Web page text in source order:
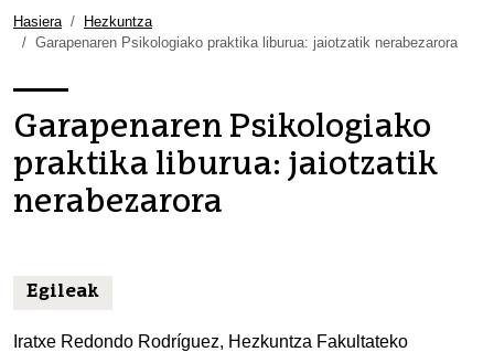
aurreratua…
Hasiera
Hezkuntza
Garapenaren Psikologiako praktika liburua: jaiotzatik nerabezarora
Garapenaren Psikologiako
praktika liburua: jaiotzatik
nerabezarora
Egileak
Iratxe Redondo Rodríguez, Hezkuntza Fakultateko